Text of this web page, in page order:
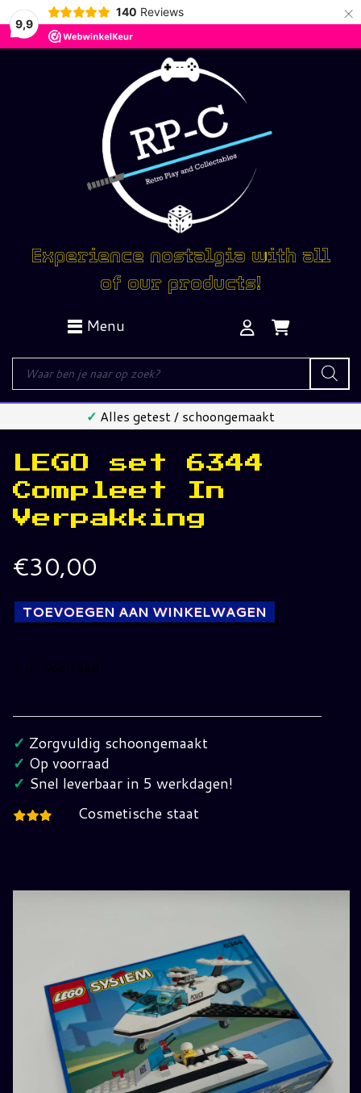
9,9
140 Reviews ×
Experience nostalgia with all
of our products!
Menu
Producten
zoeken
✓ Alles getest / schoongemaakt
LEGO set 6344
Compleet In
Verpakking
€30,00
TOEVOEGEN AAN WINKELWAGEN
1 op voorraad
set
6344
Compleet
In
hoeveelheid
✓ Zorgvuldig schoongemaakt
✓ Op voorraad
✓ Snel leverbaar in 5 werkdagen!
Cosmetische staat